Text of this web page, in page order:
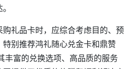
礼品卡时，应综合考虑目的、预
别推荐鸿礼随心兑金卡和鼎赞
丰富的兑换选项、高品质的服务